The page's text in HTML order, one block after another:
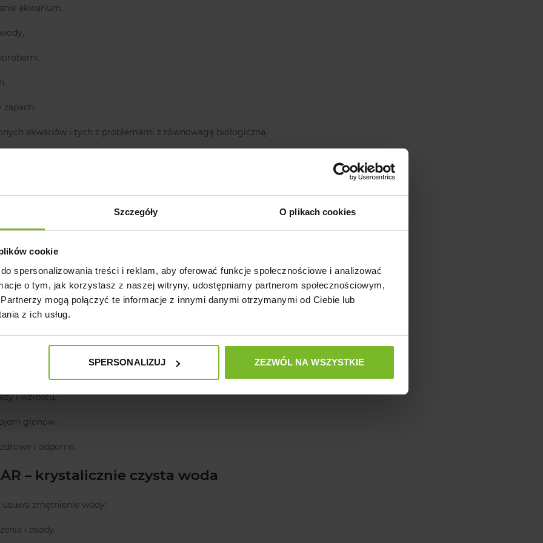
Szczegóły O plikach cookies
cookie
spersonalizowania treści i reklam, aby oferować funkcje społecznościowe i analizować
o tym, jak korzystasz z naszej witryny, udostępniamy partnerom społecznościowym,
mogą połączyć te informacje z innymi danymi otrzymanymi od Ciebie lub
z ich usług.
SPERSONALIZUJ ZEZWÓL NA WSZYSTKIE
akwarium,
zapach.
akwariów i tych z problemami z równowagą biologiczną.
BACTERIA
i resztki pokarmu,
czystość dna i zdrowie zwierząt.
– intensywny wzrost roślin
który dostarcza wszystkie niezbędne minerały:
i wzrostu,
glonów.
i odporne.
– krystalicznie czysta woda
usuwa zmętnienie wody:
i osady,